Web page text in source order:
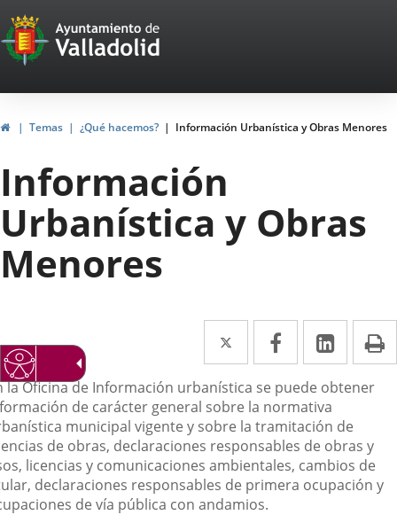
Portal
Web
del
Ayuntamiento
de
Valladolid
InicioTemas ¿Qué hacemos? Información Urbanística y Obras Menores
Información
Urbanística y Obras
Menores
Twitter
Enlace
a
una
aplicación
externa.
Facebook
Enlace
a
una
aplicación
externa.
Enlace
a
una
la Oficina de Información urbanística se puede obtener
de carácter general sobre la normativa
municipal vigente y sobre la tramitación de
de obras, declaraciones responsables de obras y
licencias y comunicaciones ambientales, cambios de
declaraciones responsables de primera ocupación y
de vía pública con andamios.